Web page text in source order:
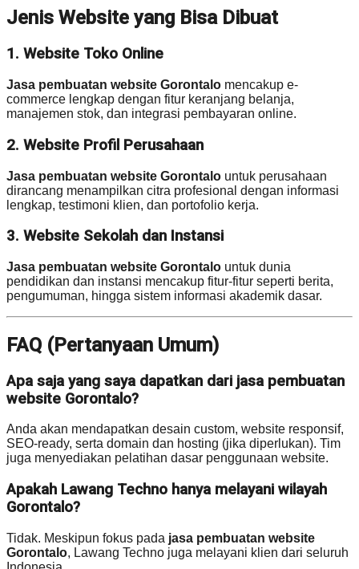
Jenis Website yang Bisa Dibuat
1. Website Toko Online
Jasa pembuatan website Gorontalo mencakup e-
commerce lengkap dengan fitur keranjang belanja,
manajemen stok, dan integrasi pembayaran online.
2. Website Profil Perusahaan
Jasa pembuatan website Gorontalo untuk perusahaan
dirancang menampilkan citra profesional dengan informasi
lengkap, testimoni klien, dan portofolio kerja.
3. Website Sekolah dan Instansi
Jasa pembuatan website Gorontalo untuk dunia
pendidikan dan instansi mencakup fitur-fitur seperti berita,
pengumuman, hingga sistem informasi akademik dasar.
FAQ (Pertanyaan Umum)
Apa saja yang saya dapatkan dari jasa pembuatan
website Gorontalo?
Anda akan mendapatkan desain custom, website responsif,
SEO-ready, serta domain dan hosting (jika diperlukan). Tim
juga menyediakan pelatihan dasar penggunaan website.
Apakah Lawang Techno hanya melayani wilayah
Gorontalo?
Tidak. Meskipun fokus pada jasa pembuatan website
Gorontalo, Lawang Techno juga melayani klien dari seluruh